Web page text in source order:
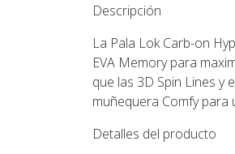
Descripción
La Pala Lok Carb-on
EVA Memory para
que las 3D Spin Lines y
muñequera Comfy para
Detalles del producto